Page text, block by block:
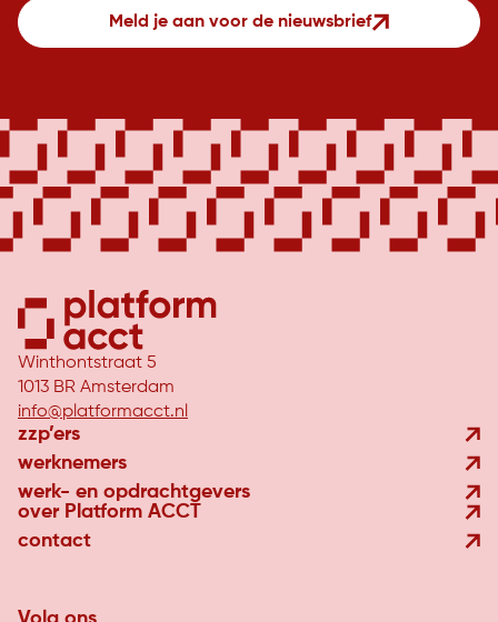
Meld je aan voor de nieuwsbrief
Winthontstraat 5
1013 BR Amsterdam
info@platformacct.nl
zzp’ers
werknemers
werk- en opdrachtgevers
over Platform ACCT
contact